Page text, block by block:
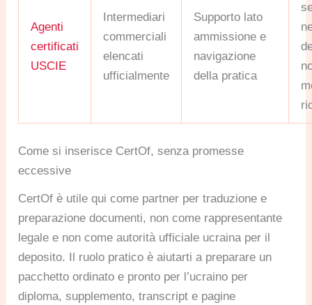
Agenti
certificati
USCIE
Intermediari
commerciali
elencati
ufficialmente
Supporto lato
ammissione e
navigazione
della pratica
Come si inserisce CertOf, senza promesse
eccessive
CertOf è utile qui come partner per traduzione e
preparazione documenti, non come rappresentante
legale e non come autorità ufficiale ucraina per il
deposito. Il ruolo pratico è aiutarti a preparare un
pacchetto ordinato e pronto per l’ucraino per
diploma, supplemento, transcript e pagine